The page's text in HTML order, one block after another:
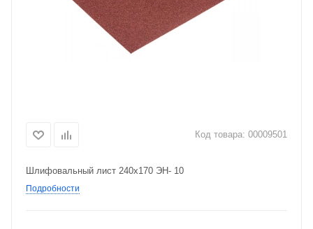
Код товара: 00009501
Шлифовальный лист 240х170 ЭН- 10
Подробности